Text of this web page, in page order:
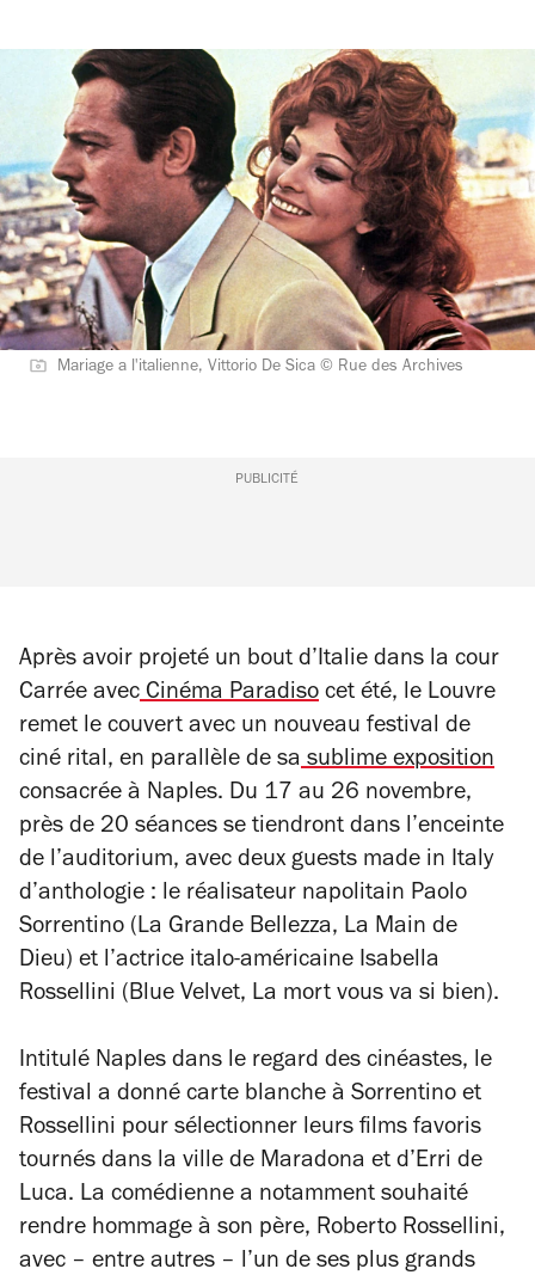
Mariage a l'italienne, Vittorio De Sica © Rue des Archives
PUBLICITÉ
Après avoir projeté un bout d’Italie dans la cour
Carrée avec Cinéma Paradiso cet été, le Louvre
remet le couvert avec un nouveau festival de
ciné rital, en parallèle de sa sublime exposition
consacrée à Naples. Du 17 au 26 novembre,
près de 20 séances se tiendront dans l’enceinte
de l’auditorium, avec deux guests made in Italy
d’anthologie : le réalisateur napolitain Paolo
Sorrentino (La Grande Bellezza, La Main de
Dieu) et l’actrice italo-américaine Isabella
Rossellini (Blue Velvet, La mort vous va si bien).
Intitulé Naples dans le regard des cinéastes, le
festival a donné carte blanche à Sorrentino et
Rossellini pour sélectionner leurs films favoris
tournés dans la ville de Maradona et d’Erri de
Luca. La comédienne a notamment souhaité
rendre hommage à son père, Roberto Rossellini,
avec – entre autres – l’un de ses plus grands